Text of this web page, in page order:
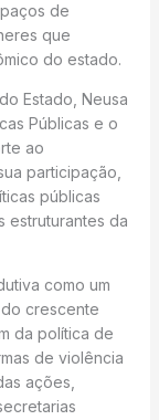
de
que
do estado.
Estado, Neusa
Públicas e o
ao
participação,
públicas
estruturantes da
como um
crescente
da política de
de violência
ações,